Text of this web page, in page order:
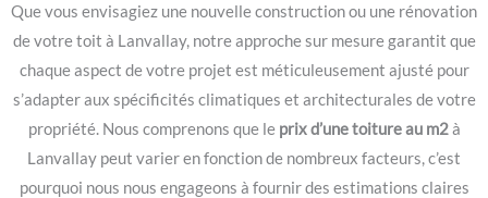
Que vous envisagiez une nouvelle construction ou une rénovation
de votre toit à Lanvallay, notre approche sur mesure garantit que
chaque aspect de votre projet est méticuleusement ajusté pour
s’adapter aux spécificités climatiques et architecturales de votre
propriété. Nous comprenons que le prix d’une toiture au m2à
Lanvallay peut varier en fonction de nombreux facteurs, c’est
pourquoi nous nous engageons à fournir des estimations claires